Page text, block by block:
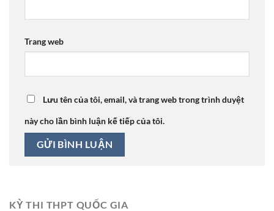
Trang web
Lưu tên của tôi, email, và trang web trong trình duyệt
này cho lần bình luận kế tiếp của tôi.
KỲ THI THPT QUỐC GIA